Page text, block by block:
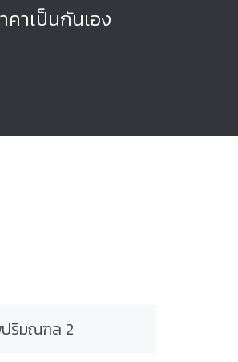
คาเป็นกันเอง
ริมณฑล 2